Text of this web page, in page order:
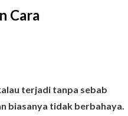
Cara
terjadi tanpa sebab
biasanya tidak berbahaya.